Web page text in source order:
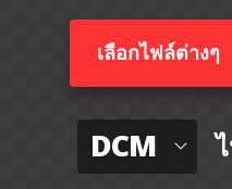
เลือกไฟล์ต่างๆ​
DCM